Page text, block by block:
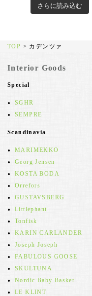
さらに読み込む
TOP > カデンツァ
Interior Goods
Special
SGHR
SEMPRE
Scandinavia
MARIMEKKO
Georg Jensen
KOSTA BODA
Orrefors
GUSTAVSBERG
Littlephant
Tonfisk
KARIN CARLANDER
Joseph Joseph
FABULOUS GOOSE
SKULTUNA
Nordic Baby Basket
LE KLINT